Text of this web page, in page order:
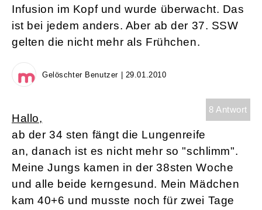
Infusion im Kopf und wurde überwacht. Das
ist bei jedem anders. Aber ab der 37. SSW
gelten die nicht mehr als Frühchen.
Gelöschter Benutzer | 29.01.2010
8 Antwort
Hallo,
ab der 34 sten fängt die Lungenreife
an, danach ist es nicht mehr so "schlimm".
Meine Jungs kamen in der 38sten Woche
und alle beide kerngesund. Mein Mädchen
kam 40+6 und musste noch für zwei Tage